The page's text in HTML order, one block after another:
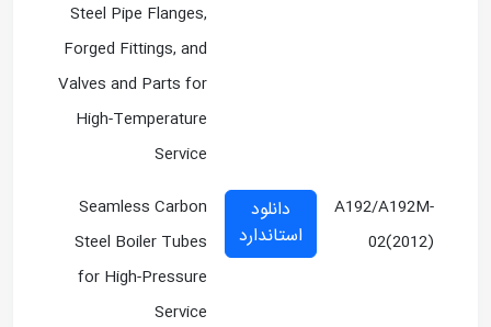
Steel Pipe Flanges,
Forged Fittings, and
Valves and Parts for
High-Temperature
Service
A192/A192M-
02(2012)
دانلود
استاندارد
Seamless Carbon
Steel Boiler Tubes
for High-Pressure
Service